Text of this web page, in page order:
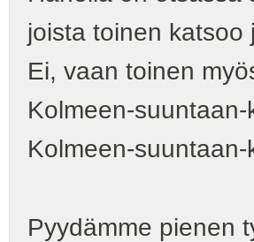
joista toinen katsoo
Ei, vaan toinen
Kolmeen-
Kolmeen-
Pyydämme pienen